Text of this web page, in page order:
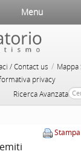
/ Contact us / Mappa
privacy
Ricerca Avanzata
Menu
Stampa